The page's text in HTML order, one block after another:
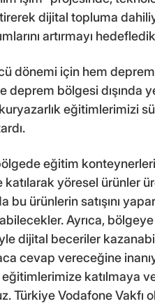
dijital topluma
artırmayı
dönemi için hem
bölgesi dışında
eğitimlerimizi
eğitim
katılarak yöresel ürünler
bu ürünlerin satışını
Ayrıca,
dijital beceriler
cevap vereceğine
eğitimlerimize katılmaya
Türkiye Vodafone Vakfı